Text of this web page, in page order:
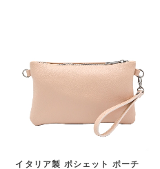
イタリア製 ポシェット ポーチ